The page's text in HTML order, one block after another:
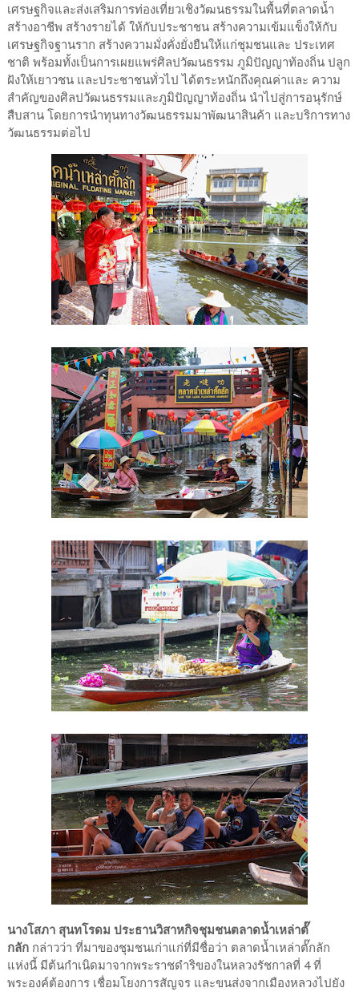
เศรษฐกิจและส่งเสริมการท่องเที่ยวเชิงวัฒนธรรมในพื้นที่ตลาดน้ำ
สร้างอาชีพ สร้างรายได้ ให้กับประชาชน สร้างความเข้มแข็งให้กับ
เศรษฐกิจฐานราก สร้างความมั่งคั่งยั่งยืนให้แก่ชุมชนและ ประเทศ
ชาติ พร้อมทั้งเป็นการเผยแพร่ศิลปวัฒนธรรม ภูมิปัญญาท้องถิ่น ปลูก
ฝังให้เยาวชน และประชาชนทั่วไป ได้ตระหนักถึงคุณค่าและ ความ
สำคัญของศิลปวัฒนธรรมและภูมิปัญญาท้องถิ่น นำไปสู่การอนุรักษ์
สืบสาน โดยการนำทุนทางวัฒนธรรมมาพัฒนาสินค้า และบริการทาง
วัฒนธรรมต่อไป
นางโสภา สุนทโรดม ประธานวิสาหกิจชุมชนตลาดน้ำเหล่าตั๊
กลัก กล่าวว่า ที่มาของชุมชนเก่าแก่ที่มีชื่อว่า ตลาดน้ำเหล่าตั๊กลัก
แห่งนี้ มีต้นกำเนิดมาจากพระราชดำริของในหลวงรัชกาลที่ 4 ที่
พระองค์ต้องการ เชื่อมโยงการสัญจร และขนส่งจากเมืองหลวงไปยัง